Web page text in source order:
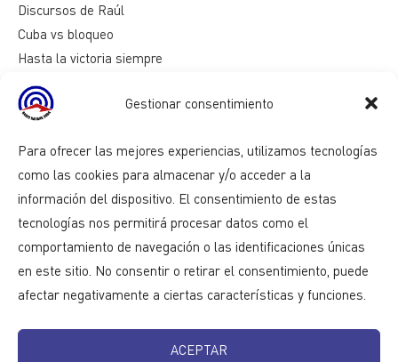
Gestionar consentimiento
Para ofrecer las mejores experiencias, utilizamos tecnologías
como las cookies para almacenar y/o acceder a la
información del dispositivo. El consentimiento de estas
tecnologías nos permitirá procesar datos como el
comportamiento de navegación o las identificaciones únicas
en este sitio. No consentir o retirar el consentimiento, puede
afectar negativamente a ciertas características y funciones.
ACEPTAR
Discursos de Raúl
Cuba vs bloqueo
Hasta la victoria siempre
Razones de Cuba